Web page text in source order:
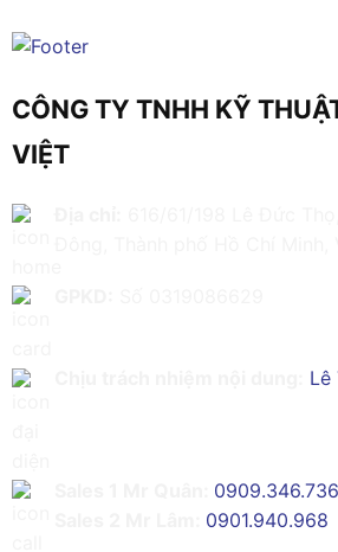
CÔNG TY TNHH KỸ
VIỆT
Lê
0909.346.736
0901.940.968